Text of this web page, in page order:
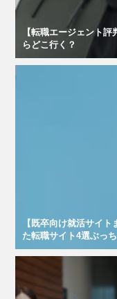
【転職エージェント
らどこ行く？
【既卒向け就活サイ
た転職サイト4選ぶっ